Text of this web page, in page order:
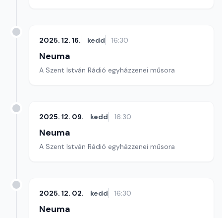
2025. 12. 16. kedd 16:30
Neuma
A Szent István Rádió egyházzenei műsora
2025. 12. 09. kedd 16:30
Neuma
A Szent István Rádió egyházzenei műsora
2025. 12. 02. kedd 16:30
Neuma